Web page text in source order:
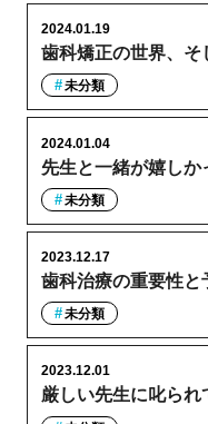
歯科矯正の世界、そ
2024.01.19
未分類
先生と一緒が嬉しか
2024.01.04
未分類
歯科治療の重要性と
2023.12.17
未分類
厳しい先生に叱ら
2023.12.01